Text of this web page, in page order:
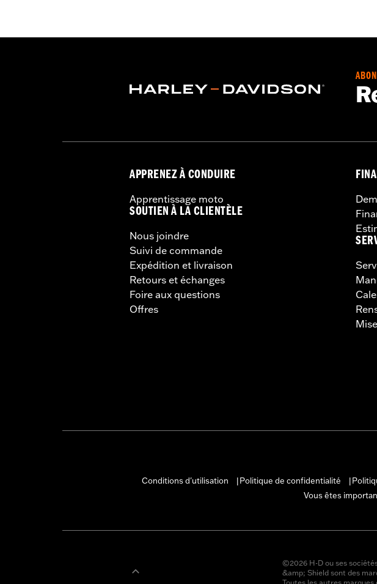
APPRENEZ À CONDUIRE
Apprentissage moto
SOUTIEN À LA CLIENTÈLE
Nous joindre
Suivi de commande
Expédition et livraison
Retours et échanges
Foire aux questions
Offres
Conditions d'utilisation
Politique de confidentialité
Vous êtes
©2026 H-D ou ses
&amp; Shield sont des